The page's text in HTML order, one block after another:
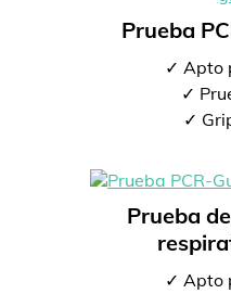
Prueba
✓ Apto
✓
✓
Prueba
✓ Apto